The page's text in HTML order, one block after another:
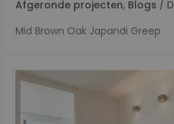
Afgeronde projecten, Blogs /
Mid Brown Oak Japandi Greep